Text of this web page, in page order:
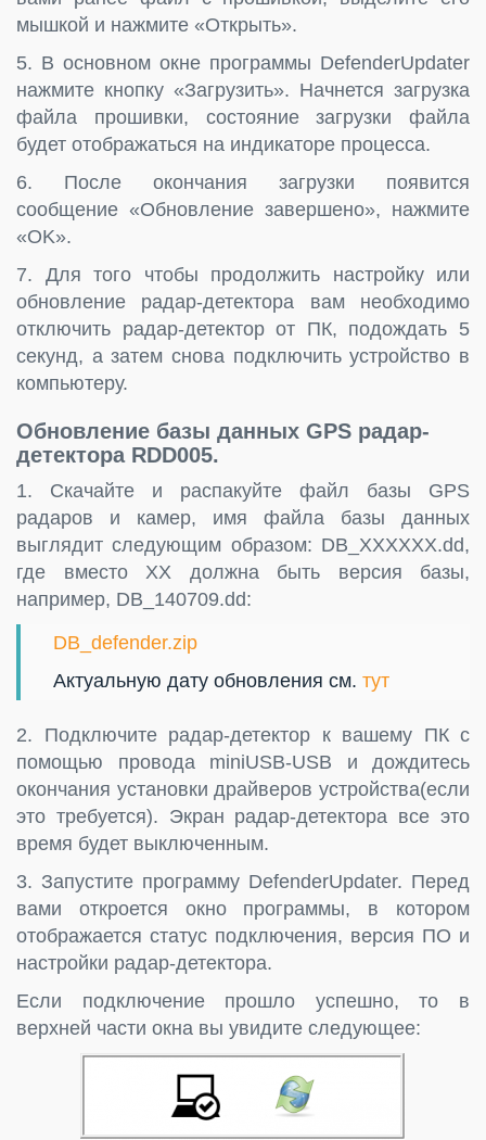
мышкой и нажмите «Открыть».
5. В основном окне программы DefenderUpdater
нажмите кнопку «Загрузить». Начнется загрузка
файла прошивки, состояние загрузки файла
будет отображаться на индикаторе процесса.
6. После окончания загрузки появится
сообщение «Обновление завершено», нажмите
«OK».
7. Для того чтобы продолжить настройку или
обновление радар-детектора вам необходимо
отключить радар-детектор от ПК, подождать 5
секунд, а затем снова подключить устройство в
компьютеру.
Обновление базы данных GPS радар-
детектора RDD005.
1. Скачайте и распакуйте файл базы GPS
радаров и камер, имя файла базы данных
выглядит следующим образом: DB_XXXXXX.dd,
где вместо XX должна быть версия базы,
например, DB_140709.dd:
DB_defender.zip
Актуальную дату обновления см. тут
2. Подключите радар-детектор к вашему ПК с
помощью провода miniUSB-USB и дождитесь
окончания установки драйверов устройства(если
это требуется). Экран радар-детектора все это
время будет выключенным.
3. Запустите программу DefenderUpdater. Перед
вами откроется окно программы, в котором
отображается статус подключения, версия ПО и
настройки радар-детектора.
Если подключение прошло успешно, то в
верхней части окна вы увидите следующее: